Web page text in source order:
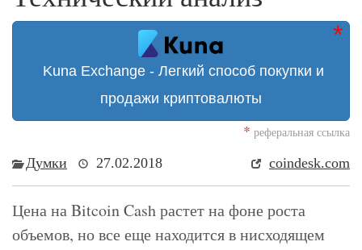
Kuna Exchange - Легкий способ покупки и
продажи криптовалюты
* реферальная ссылка
Думки 27.02.2018 coindesk.com
Цена на Bitcoin Cash растет на фоне роста
объемов, но все еще находится в нисходящем